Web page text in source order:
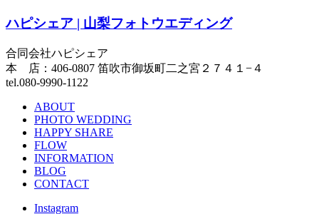
ハピシェア | 山梨フォトウエディング
合同会社ハピシェア
本 店：406-0807 笛吹市御坂町二之宮２７４１−４
tel.080-9990-1122
ABOUT
PHOTO WEDDING
HAPPY SHARE
FLOW
INFORMATION
BLOG
CONTACT
Instagram